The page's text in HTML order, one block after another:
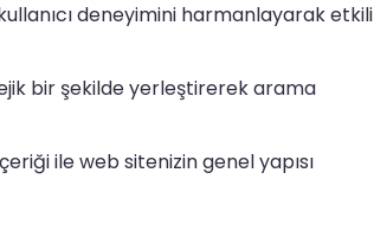
deneyimini harmanlayarak etkili
bir şekilde yerleştirerek arama
ile web sitenizin genel yapısı